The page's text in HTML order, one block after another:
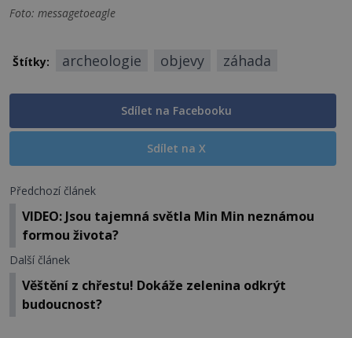
Foto: messagetoeagle
Štítky: archeologie objevy záhada
Sdílet na Facebooku
Sdílet na X
Předchozí článek
VIDEO: Jsou tajemná světla Min Min neznámou
formou života?
Další článek
Věštění z chřestu! Dokáže zelenina odkrýt
budoucnost?